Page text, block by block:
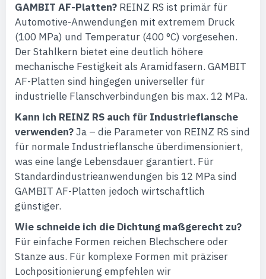
GAMBIT AF-Platten? REINZ RS ist primär für
Automotive-Anwendungen mit extremem Druck
(100 MPa) und Temperatur (400 °C) vorgesehen.
Der Stahlkern bietet eine deutlich höhere
mechanische Festigkeit als Aramidfasern. GAMBIT
AF-Platten sind hingegen universeller für
industrielle Flanschverbindungen bis max. 12 MPa.
Kann ich REINZ RS auch für Industrieflansche
verwenden?Ja – die Parameter von REINZ RS sind
für normale Industrieflansche überdimensioniert,
was eine lange Lebensdauer garantiert. Für
Standardindustrieanwendungen bis 12 MPa sind
GAMBIT AF-Platten jedoch wirtschaftlich
günstiger.
Wie schneide ich die Dichtung maßgerecht zu?
Für einfache Formen reichen Blechschere oder
Stanze aus. Für komplexe Formen mit präziser
Lochpositionierung empfehlen wir